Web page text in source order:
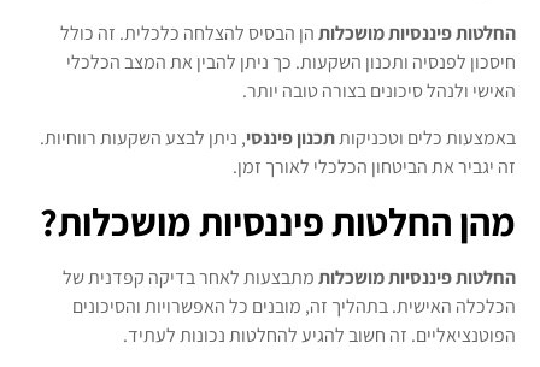
החלטות פיננסיות מושכלותהן הבסיס להצלחה כלכלית. זה כולל
חיסכון לפנסיה ותכנון השקעות. כך ניתן להבין את המצב הכלכלי
האישי ולנהל סיכונים בצורה טובה יותר.
באמצעות כלים וטכניקותתכנון פיננסי, ניתן לבצע השקעות רווחיות.
זה יגביר את הביטחון הכלכלי לאורך זמן.
מהן החלטות פיננסיות מושכלות?
החלטות פיננסיות מושכלותמתבצעות לאחר בדיקה קפדנית של
הכלכלה האישית. בתהליך זה, מובנים כל האפשרויות והסיכונים
הפוטנציאליים. זה חשוב להגיע להחלטות נכונות לעתיד.